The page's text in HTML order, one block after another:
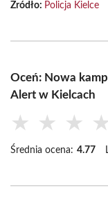
Źródło: Policja Kielce
Oceń: Nowa
Alert w Kielcach
★ ★ ★ ★
Średnia ocena: 4.77